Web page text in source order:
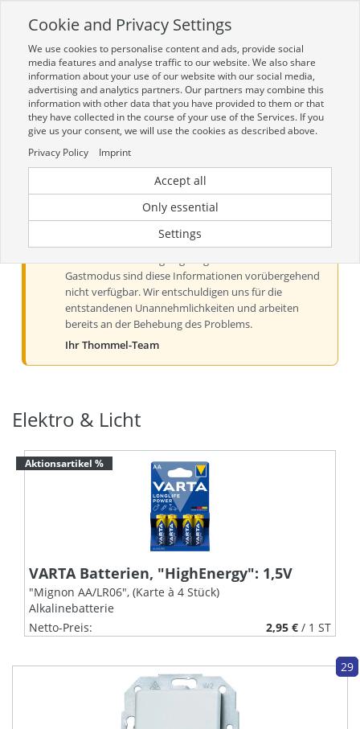
Zur mobilen Kompaktversion (Login erforderlich)
Toggle
navigation
Aktueller Hinweis zu Preisen und
Verfügbarkeiten
Liebe Kundinnen und Kunden, derzeit können Preise
und Verfügbarkeiten aus technischen Gründen nur
Gastmodus sind diese Informationen vorübergehend
nicht verfügbar. Wir entschuldigen uns für die
entstandenen Unannehmlichkeiten und arbeiten
bereits an der Behebung des Problems.
Ihr Thommel-Team
Elektro & Licht
Aktionsartikel %
VARTA Batterien, "HighEnergy": 1,5V
"Mignon AA/LR06", (Karte à 4 Stück)
Alkalinebatterie
Netto-Preis:
2,95 € / 1 ST
29
Cookie and Privacy Settings
We use cookies to personalise content and ads, provide social
media features and analyse traffic to our website. We also share
information about your use of our website with our social media,
advertising and analytics partners. Our partners may combine this
information with other data that you have provided to them or that
they have collected in the course of your use of the Services. If you
give us your consent, we will use the cookies as described above.
Privacy Policy
Imprint
Accept all
Only essential
Settings